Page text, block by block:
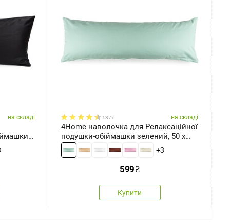
на складі 137x на складі
4Home наволочка для Релаксаційної
подушки-обіймашки зелений, 50 x
150 см
+3
599₴
Купити